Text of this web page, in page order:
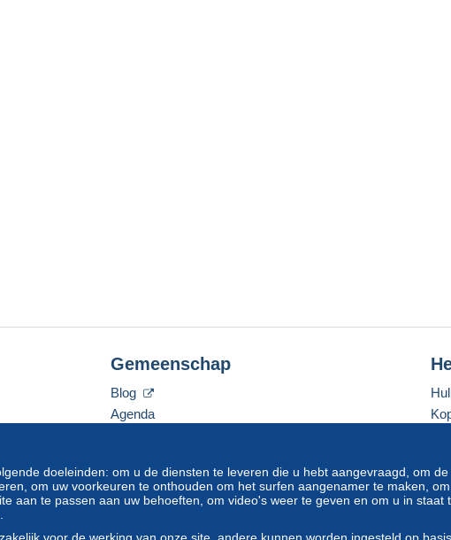
doeleinden: om u de diensten te leveren die u hebt aangevraagd, om de
om uw voorkeuren te onthouden om het surfen aangenamer te maken, om
aan te passen aan uw behoeften, om video's weer te geven en om u in staat
Gemeenschap
Blog
Agenda